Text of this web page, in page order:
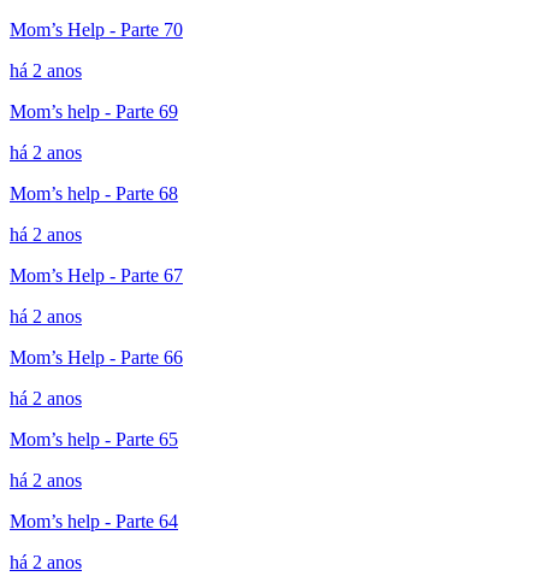
Mom’s Help - Parte 70
há 2 anos
Mom’s help - Parte 69
há 2 anos
Mom’s help - Parte 68
há 2 anos
Mom’s Help - Parte 67
há 2 anos
Mom’s Help - Parte 66
há 2 anos
Mom’s help - Parte 65
há 2 anos
Mom’s help - Parte 64
há 2 anos